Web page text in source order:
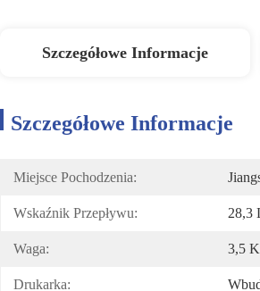
Szczegółowe Informacje
Szczegółowe Informacje
Miejsce Pochodzenia:
Wskaźnik Przepływu: 28,3
Waga: 3,5
Drukarka: